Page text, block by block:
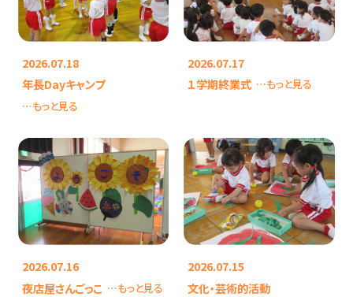
2026.07.18
年長Dayキャンプ
…もっと見る
2026.07.17
１学期終業式 …もっと見る
2026.07.16
夜店屋さんごっこ …もっと見る
2026.07.15
文化・芸術的活動